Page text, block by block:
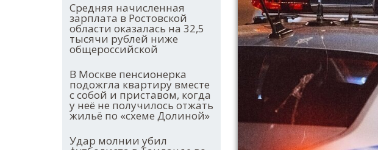
Средняя начисленная
зарплата в Ростовской
области оказалась на 32,5
тысячи рублей ниже
общероссийской
В Москве пенсионерка
подожгла квартиру вместе
с собой и приставом, когда
у неё не получилось отжать
жильё по «схеме Долиной»
Удар молнии убил